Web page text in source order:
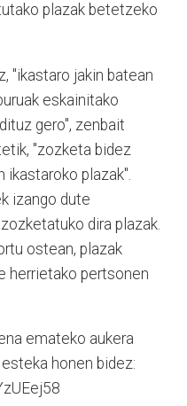
plazak betetzeko
"ikastaro jakin batean
eskainitako
gero", zenbait
"zozketa bidez
ikastaroko plazak".
izango dute
dira plazak.
ostean, plazak
herrietako pertsonen
emateko aukera
honen bidez: